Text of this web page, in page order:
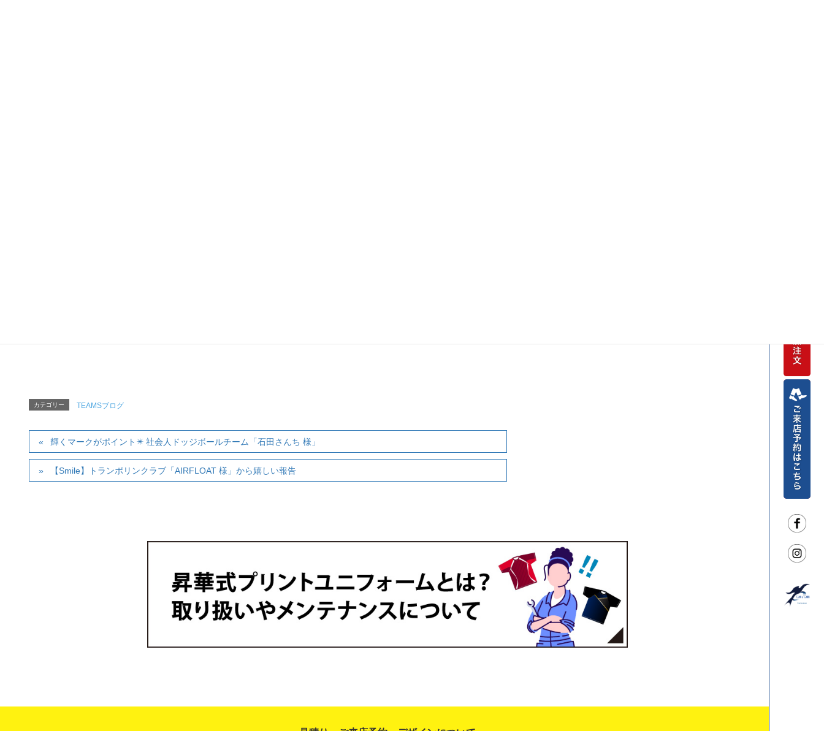
カテゴリー TEAMSブログ
輝くマークがポイント✴️ 社会人ドッジボールチーム「石田さんち 様」
【Smile】トランポリンクラブ「AIRFLOAT 様」から嬉しい報告